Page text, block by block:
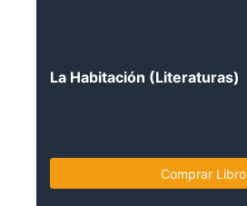
La Habitación (Literaturas)
Comprar Libro